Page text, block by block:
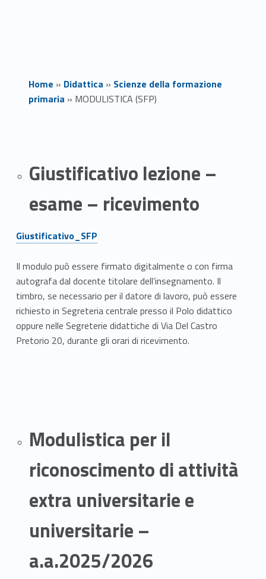
Home » Didattica » Scienze della formazione
primaria » MODULISTICA (SFP)
D
L
I
S
T
I
C
F
Giustificativo lezione –
esame – ricevimento
Link identifier #identifier__134157-1
Giustificativo_SFP
Il modulo può essere firmato digitalmente o con firma
autografa dal docente titolare dell’insegnamento. Il
timbro, se necessario per il datore di lavoro, può essere
richiesto in Segreteria centrale presso il Polo didattico
oppure nelle Segreterie didattiche di Via Del Castro
Pretorio 20, durante gli orari di ricevimento.
Modulistica per il
riconoscimento di attività
extra universitarie e
universitarie –
a.a.2025/2026